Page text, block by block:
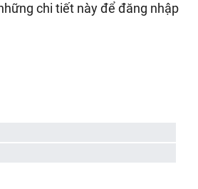
chi tiết này để đăng nhập